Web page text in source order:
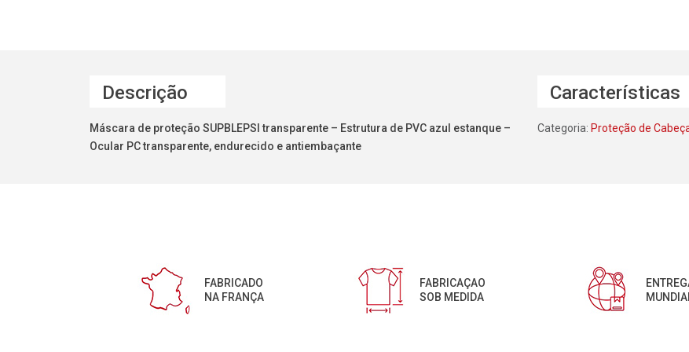
Descrição
Máscara de proteção SUPBLEPSI transparente – Estrutura de PVC azul estanque –
Ocular PC transparente, endurecido e antiembaçante
Características
Categoria: Proteção de
FABRICADO
NA FRANÇA
FABRICAÇAO
SOB MEDIDA